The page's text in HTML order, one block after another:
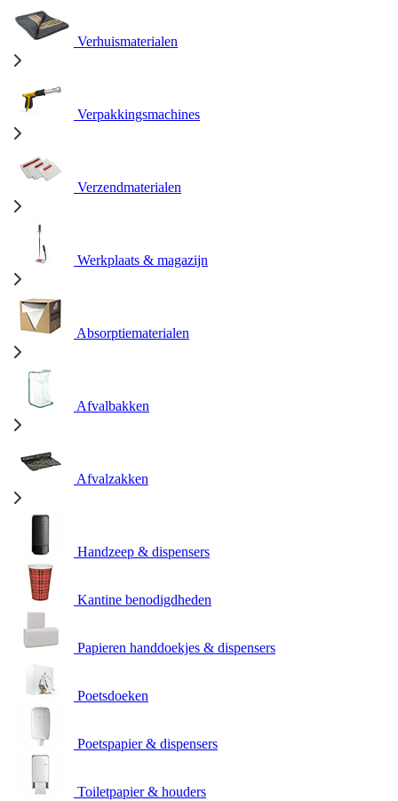
Verhuismaterialen
Verpakkingsmachines
Verzendmaterialen
Werkplaats & magazijn
Absorptiematerialen
Afvalbakken
Afvalzakken
Handzeep & dispensers
Kantine benodigdheden
Papieren handdoekjes & dispensers
Poetsdoeken
Poetspapier & dispensers
Toiletpapier & houders